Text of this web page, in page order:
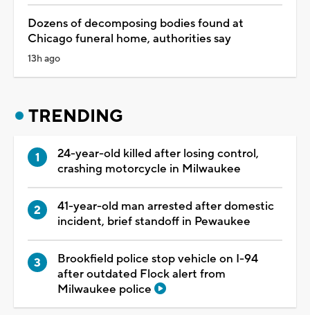
Dozens of decomposing bodies found at
Chicago funeral home, authorities say
13h ago
TRENDING
24-year-old killed after losing control,
crashing motorcycle in Milwaukee
41-year-old man arrested after domestic
incident, brief standoff in Pewaukee
Brookfield police stop vehicle on I-94
after outdated Flock alert from
Milwaukee police